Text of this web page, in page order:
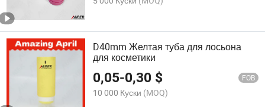
D40mm Желтая туба для лосьона
для косметики
0,05-0,30 $ FOB
10 000 Куски (MOQ)